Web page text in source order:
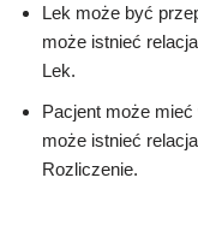
Lek może być
może istnieć
Lek.
Pacjent może
może istnieć
Rozliczenie.